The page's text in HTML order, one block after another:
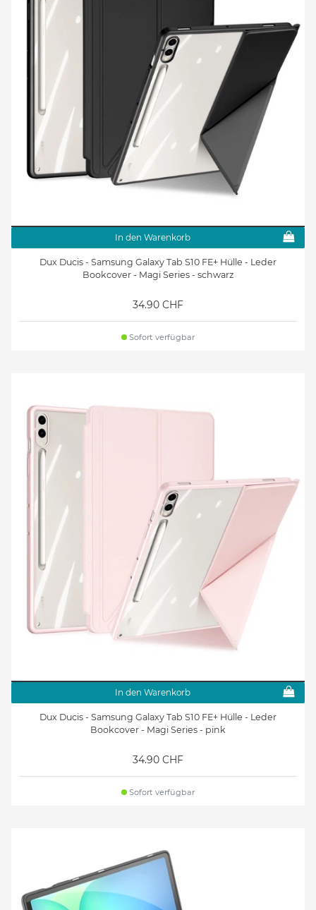
In den Warenkorb
Dux Ducis - Samsung Galaxy Tab S10 FE+ Hülle - Leder
Bookcover - Magi Series - schwarz
34.90 CHF
Sofort verfügbar
In den Warenkorb
Dux Ducis - Samsung Galaxy Tab S10 FE+ Hülle - Leder
Bookcover - Magi Series - pink
34.90 CHF
Sofort verfügbar